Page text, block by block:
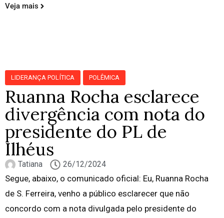
Veja mais
LIDERANÇA POLÍTICA POLÊMICA
Ruanna Rocha esclarece
divergência com nota do
presidente do PL de
Ilhéus
Tatiana 26/12/2024
Segue, abaixo, o comunicado oficial: Eu, Ruanna Rocha
de S. Ferreira, venho a público esclarecer que não
concordo com a nota divulgada pelo presidente do